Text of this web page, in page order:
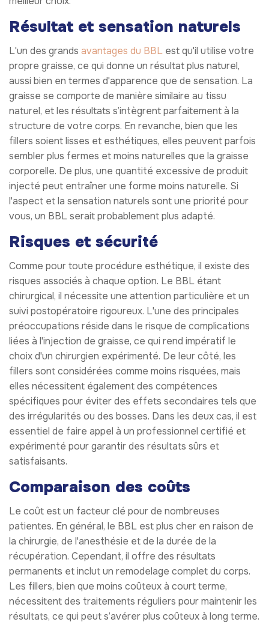
Résultat et sensation naturels
L'un des grands avantages du BBL est qu'il utilise votre
propre graisse, ce qui donne un résultat plus naturel,
aussi bien en termes d'apparence que de sensation. La
graisse se comporte de manière similaire au tissu
naturel, et les résultats s’intègrent parfaitement à la
structure de votre corps. En revanche, bien que les
fillers soient lisses et esthétiques, elles peuvent parfois
sembler plus fermes et moins naturelles que la graisse
corporelle. De plus, une quantité excessive de produit
injecté peut entraîner une forme moins naturelle. Si
l'aspect et la sensation naturels sont une priorité pour
vous, un BBL serait probablement plus adapté.
Risques et sécurité
Comme pour toute procédure esthétique, il existe des
risques associés à chaque option. Le BBL étant
chirurgical, il nécessite une attention particulière et un
suivi postopératoire rigoureux. L'une des principales
préoccupations réside dans le risque de complications
liées à l'injection de graisse, ce qui rend impératif le
choix d'un chirurgien expérimenté. De leur côté, les
fillers sont considérées comme moins risquées, mais
elles nécessitent également des compétences
spécifiques pour éviter des effets secondaires tels que
des irrégularités ou des bosses. Dans les deux cas, il est
essentiel de faire appel à un professionnel certifié et
expérimenté pour garantir des résultats sûrs et
satisfaisants.
Comparaison des coûts
Le coût est un facteur clé pour de nombreuses
patientes. En général, le BBL est plus cher en raison de
la chirurgie, de l'anesthésie et de la durée de la
récupération. Cependant, il offre des résultats
permanents et inclut un remodelage complet du corps.
Les fillers, bien que moins coûteux à court terme,
nécessitent des traitements réguliers pour maintenir les
résultats, ce qui peut s’avérer plus coûteux à long terme.